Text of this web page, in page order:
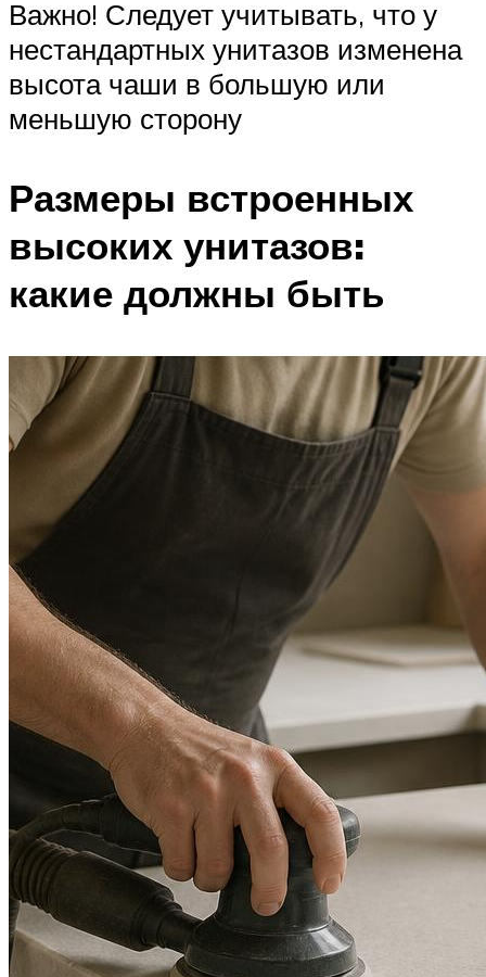
Важно! Следует учитывать, что у
нестандартных унитазов изменена
высота чаши в большую или
меньшую сторону
Размеры встроенных
высоких унитазов:
какие должны быть